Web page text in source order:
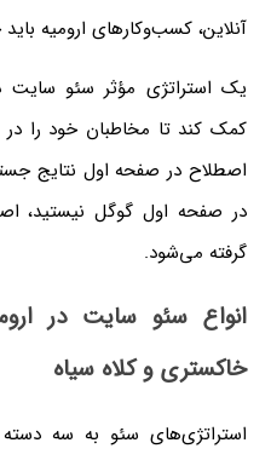
آنلاین، کسب‌وکارهای ارومیه باید
یک استراتژی مؤثر سئو سایت
کمک کند تا مخاطبان خود را
اصطلاح در صفحه اول نتایج
در صفحه اول گوگل نیستید،
گرفته می‌شود.
انواع سئو سایت در
خاکستری و کلاه سیاه
استراتژی‌های سئو به سه